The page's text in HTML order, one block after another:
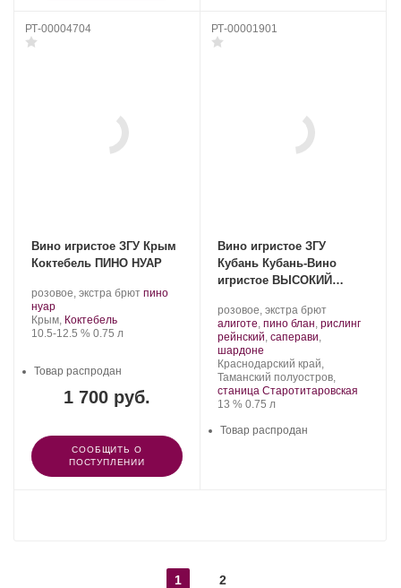
РТ-00004704
Вино игристое ЗГУ Крым
Коктебель ПИНО НУАР
Производитель:
Завод
марочных
вин
розовое, экстра брют .пино
нуар.
Регион:
Крым, Коктебель
Крепость
10.5-12.5 %. Объем
0.75 л
1 700 руб.
Товар распродан
СООБЩИТЬ О
ПОСТУПЛЕНИИ
РТ-00001901
Вино игристое ЗГУ
Кубань Кубань-Вино
игристое ВЫСОКИЙ
Производитель:
Кубань-
Вино.
розовое, экстра брют.
Сорт
алиготе, пино блан, рислинг
рейнский, саперави,
шардоне
Регион:
Краснодарский край,
Таманский полуостров,
станица Старотитаровская
Крепость
13 %. Объем
0.75 л
Товар распродан
1 2